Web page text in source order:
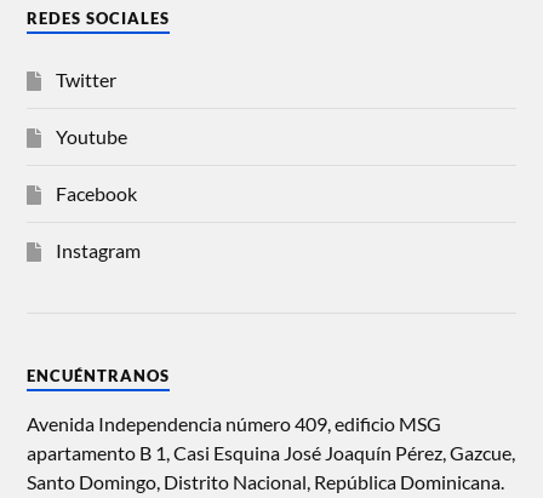
REDES SOCIALES
Twitter
Youtube
Facebook
Instagram
ENCUÉNTRANOS
Avenida Independencia número 409, edificio MSG
apartamento B 1, Casi Esquina José Joaquín Pérez, Gazcue,
Santo Domingo, Distrito Nacional, República Dominicana.